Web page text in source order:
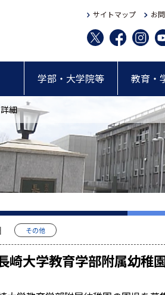
サイトマップ お
学部・大学院等 教育・
細
その他
崎大学教育学部附属幼稚